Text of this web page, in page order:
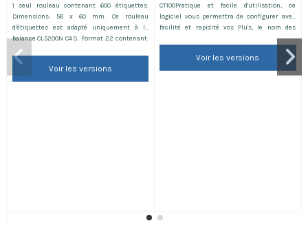
1 seul rouleau contenant 600 étiquettes.
Dimensions: 58 x 60 mm. Ce rouleau
d'étiquettes est adapté uniquement à la
balance CL5200N CAS. Format 22 contenant:
Nom du PLU 1, nom du PLU 2, ingrédients,
DDM, date d'emballage, code-barres, prix à
payer et votre adresse. Les consommables
commandés ne peuvent être ni repris ni
Voir les versions
CT100Pratique et facile d'utilisation, ce
logiciel vous permettra de configurer avec
facilité et rapidité vos Plu's, le nom des
vendeurs, la TVA, les groupes de famille, votre
ticket ... Le plus :Possibilité de récupérer ou
de transférer les données. Inclus :CD
original,Clé de licence (obligatoire pour faire...
Voir les versions